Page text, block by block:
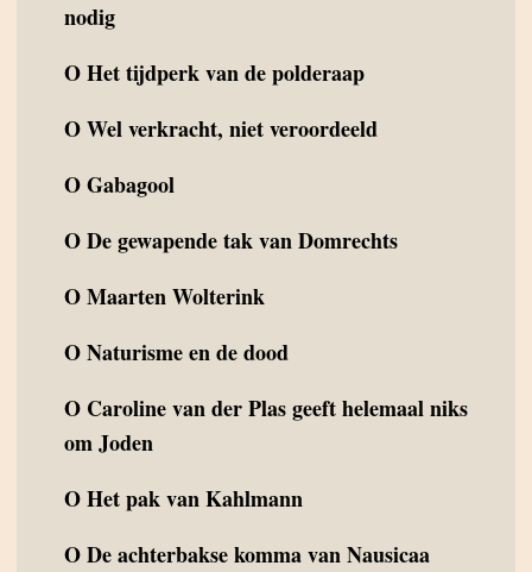
nodig
OHet tijdperk van de polderaap
OWel verkracht, niet veroordeeld
OGabagool
ODe gewapende tak van Domrechts
OMaarten Wolterink
ONaturisme en de dood
O Caroline van der Plas geeft helemaal niks
om Joden
OHet pak van Kahlmann
ODe achterbakse komma van Nausicaa